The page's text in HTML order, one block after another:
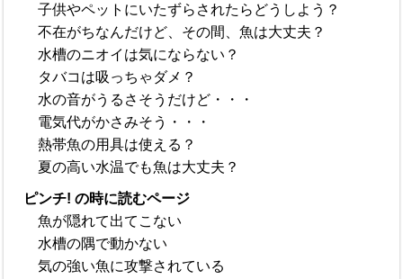
子供やペットにいたずらされたらどうしよう？
不在がちなんだけど、その間、魚は大丈夫？
水槽のニオイは気にならない？
タバコは吸っちゃダメ？
水の音がうるさそうだけど・・・
電気代がかさみそう・・・
熱帯魚の用具は使える？
夏の高い水温でも魚は大丈夫？
ピンチ! の時に読むページ
魚が隠れて出てこない
水槽の隅で動かない
気の強い魚に攻撃されている